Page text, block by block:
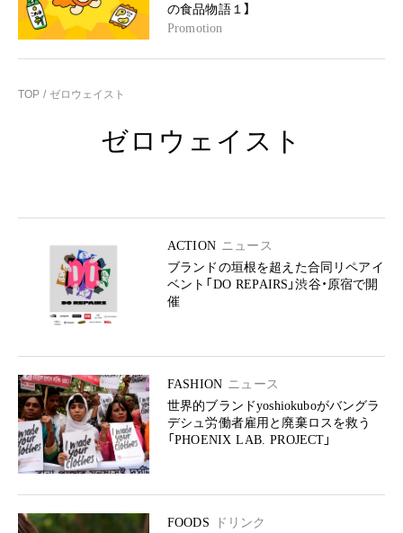
の食品物語１】
Promotion
TOP ゼロウェイスト
ゼロウェイスト
ACTION ニュース
ブランドの垣根を超えた合同リペアイ
ベント「DO REPAIRS」渋谷・原宿で開
催
FASHION ニュース
世界的ブランドyoshiokuboがバングラ
デシュ労働者雇用と廃棄ロスを救う
「PHOENIX LAB. PROJECT」
FOODS
ドリンク